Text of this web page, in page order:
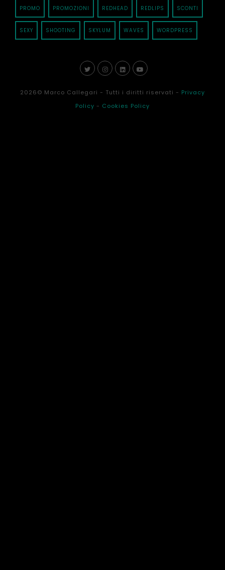
PROMO PROMOZIONI REDHEAD REDLIPS SCONTI
SEXY SHOOTING SKYLUM WAVES WORDPRESS
2026© Marco Callegari - Tutti i diritti riservati - Privacy
Policy - Cookies Policy